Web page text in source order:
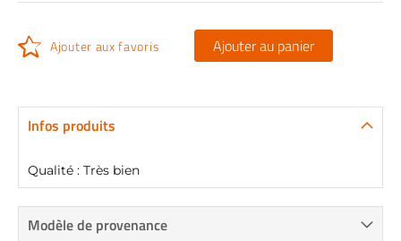
Ajouter aux favoris Ajouter au panier
Infos produits
Qualité : Très bien
Modèle de provenance